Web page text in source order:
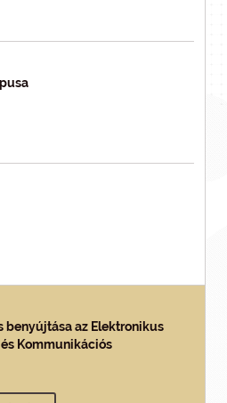
benyújtása az Elektronikus
Kommunikációs